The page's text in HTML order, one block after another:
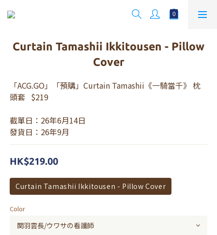
Curtain Tamashii Ikkitousen - Pillow
Cover
「ACG.GO」「預購」Curtain Tamashii《一騎當千》 枕
頭套   $219
截單日：26年6月14日
發貨日：26年9月
HK$219.00
Curtain Tamashii Ikkitousen - Pillow Cover
Color